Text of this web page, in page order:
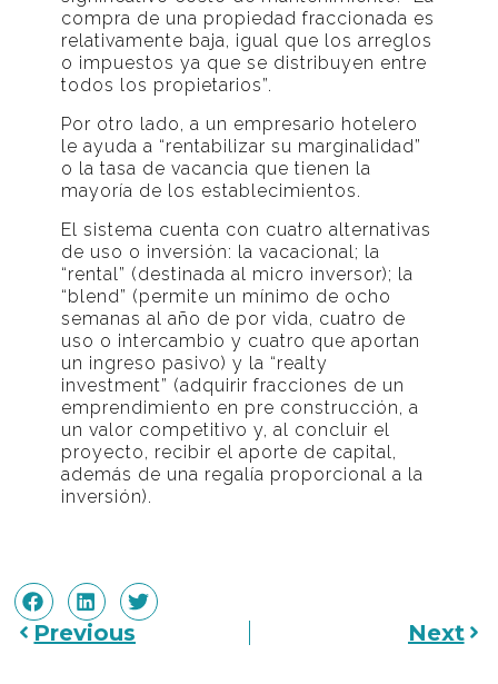
compra de una propiedad fraccionada es
relativamente baja, igual que los arreglos
o impuestos ya que se distribuyen entre
todos los propietarios”.
Por otro lado, a un empresario hotelero
le ayuda a “rentabilizar su marginalidad”
o la tasa de vacancia que tienen la
mayoría de los establecimientos.
El sistema cuenta con cuatro alternativas
de uso o inversión: la vacacional; la
“rental” (destinada al micro inversor); la
“blend” (permite un mínimo de ocho
semanas al año de por vida, cuatro de
uso o intercambio y cuatro que aportan
un ingreso pasivo) y la “realty
investment” (adquirir fracciones de un
emprendimiento en pre construcción, a
un valor competitivo y, al concluir el
proyecto, recibir el aporte de capital,
además de una regalía proporcional a la
inversión).
Previous Next